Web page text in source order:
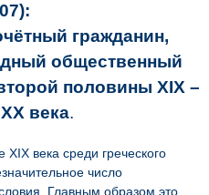
гражданин,
общественный
половины XIX –
века.
века среди греческого
число
Главным образом это